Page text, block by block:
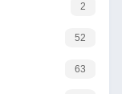
2
52
63